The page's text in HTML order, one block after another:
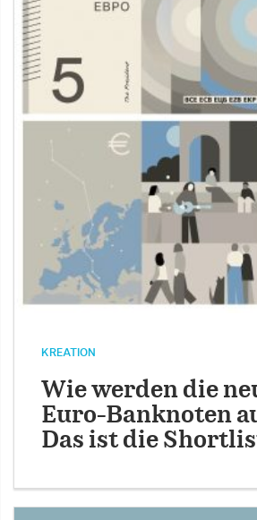
KREATION
Wie werden die
Euro-Banknoten
Das ist die